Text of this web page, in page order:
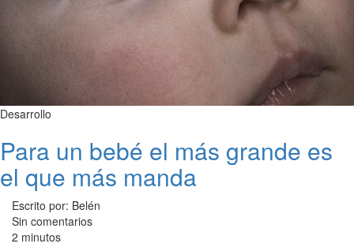
Desarrollo
Para un bebé el más grande es
el que más manda
Escrito por: Belén
Sin comentarios
2 minutos